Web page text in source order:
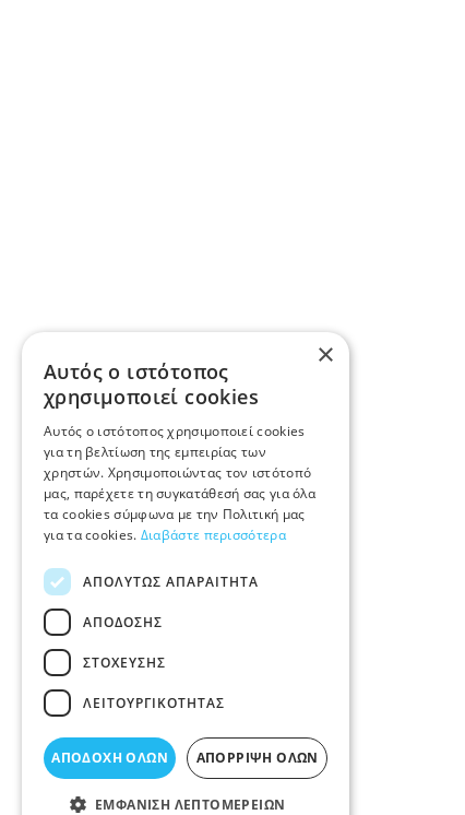
×
Αυτός ο ιστότοπος
χρησιμοποιεί cookies
Αυτός ο ιστότοπος χρησιμοποιεί cookies
για τη βελτίωση της εμπειρίας των
χρηστών. Χρησιμοποιώντας τον ιστότοπό
μας, παρέχετε τη συγκατάθεσή σας για όλα
τα cookies σύμφωνα με την Πολιτική μας
για τα cookies. Διαβάστε περισσότερα
ΑΠΟΛΎΤΩΣ ΑΠΑΡΑΊΤΗΤΑ
ΑΠΌΔΟΣΗΣ
ΣΤΌΧΕΥΣΗΣ
ΛΕΙΤΟΥΡΓΙΚΌΤΗΤΑΣ
ΑΠΟΔΟΧΉ ΌΛΩΝ ΑΠΌΡΡΙΨΗ ΌΛΩΝ
ΕΜΦΆΝΙΣΗ ΛΕΠΤΟΜΕΡΕΙΏΝ